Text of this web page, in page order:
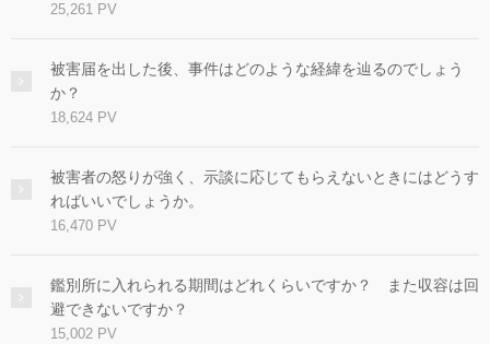
25,261 PV
被害届を出した後、事件はどのような経緯を辿るのでしょう
か？
18,624 PV
被害者の怒りが強く、示談に応じてもらえないときにはどうす
ればいいでしょうか。
16,470 PV
鑑別所に入れられる期間はどれくらいですか？ また収容は回
避できないですか？
15,002 PV